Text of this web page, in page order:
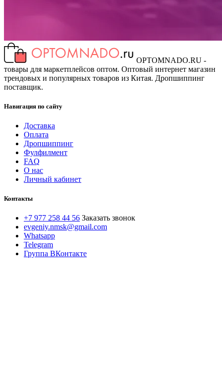
OPTOMNADO.RU -
товары для маркетплейсов оптом. Оптовый интернет магазин
трендовых и популярных товаров из Китая. Дропшиппинг
поставщик.
Навигация по сайту
Доставка
Оплата
Дропшиппинг
Фулфилмент
FAQ
О нас
Личный кабинет
Контакты
+7 977 258 44 56 Заказать звонок
evgeniy.nmsk@gmail.com
Whatsapp
Telegram
Группа ВКонтакте